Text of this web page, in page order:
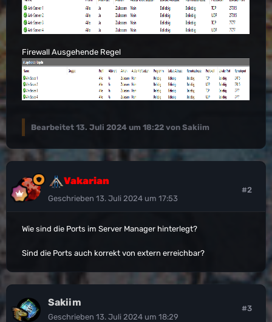
Firewall Ausgehende Regel
Bearbeitet 13. Juli 2024 um 18:22 von Sakiim
Vakarian
Geschrieben 13. Juli 2024 um 17:53
#2
Wie sind die Ports im Server Manager hinterlegt?
Sind die Ports auch korrekt von extern erreichbar?
Sakiim
Geschrieben 13. Juli 2024 um 18:29
#3